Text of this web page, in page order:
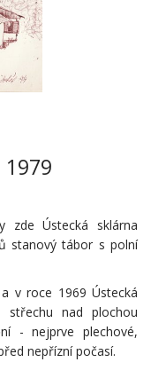
1979
zde Ústecká sklárna
stanový tábor s polní
v roce 1969 Ústecká
střechu nad plochou
- nejprve plechové,
nepřízní počasí.